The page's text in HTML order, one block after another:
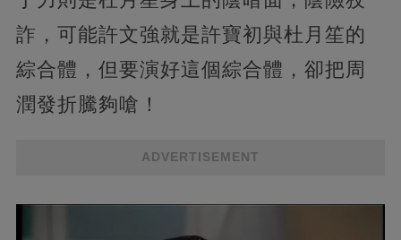
詐，可能許文強就是許寶初與杜月笙的
綜合體，但要演好這個綜合體，卻把周
潤發折騰夠嗆！
ADVERTISEMENT